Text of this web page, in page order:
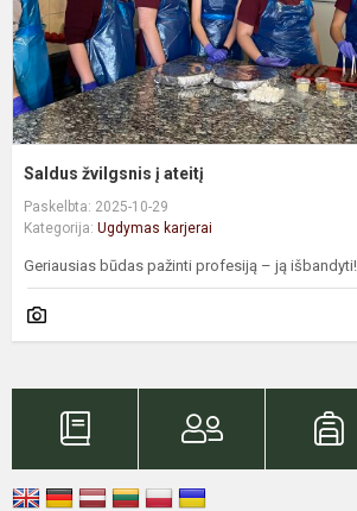
Saldus žvilgsnis į ateitį
Paskelbta: 2025-10-29
Kategorija: Ugdymas karjerai
Geriausias būdas pažinti profesiją – ją išbandyti!